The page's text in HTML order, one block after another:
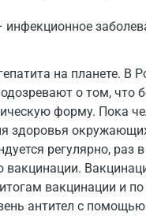
на планете. В
о том, что
форму. Пока
здоровья
регулярно, раз
вакцинации и
антител с